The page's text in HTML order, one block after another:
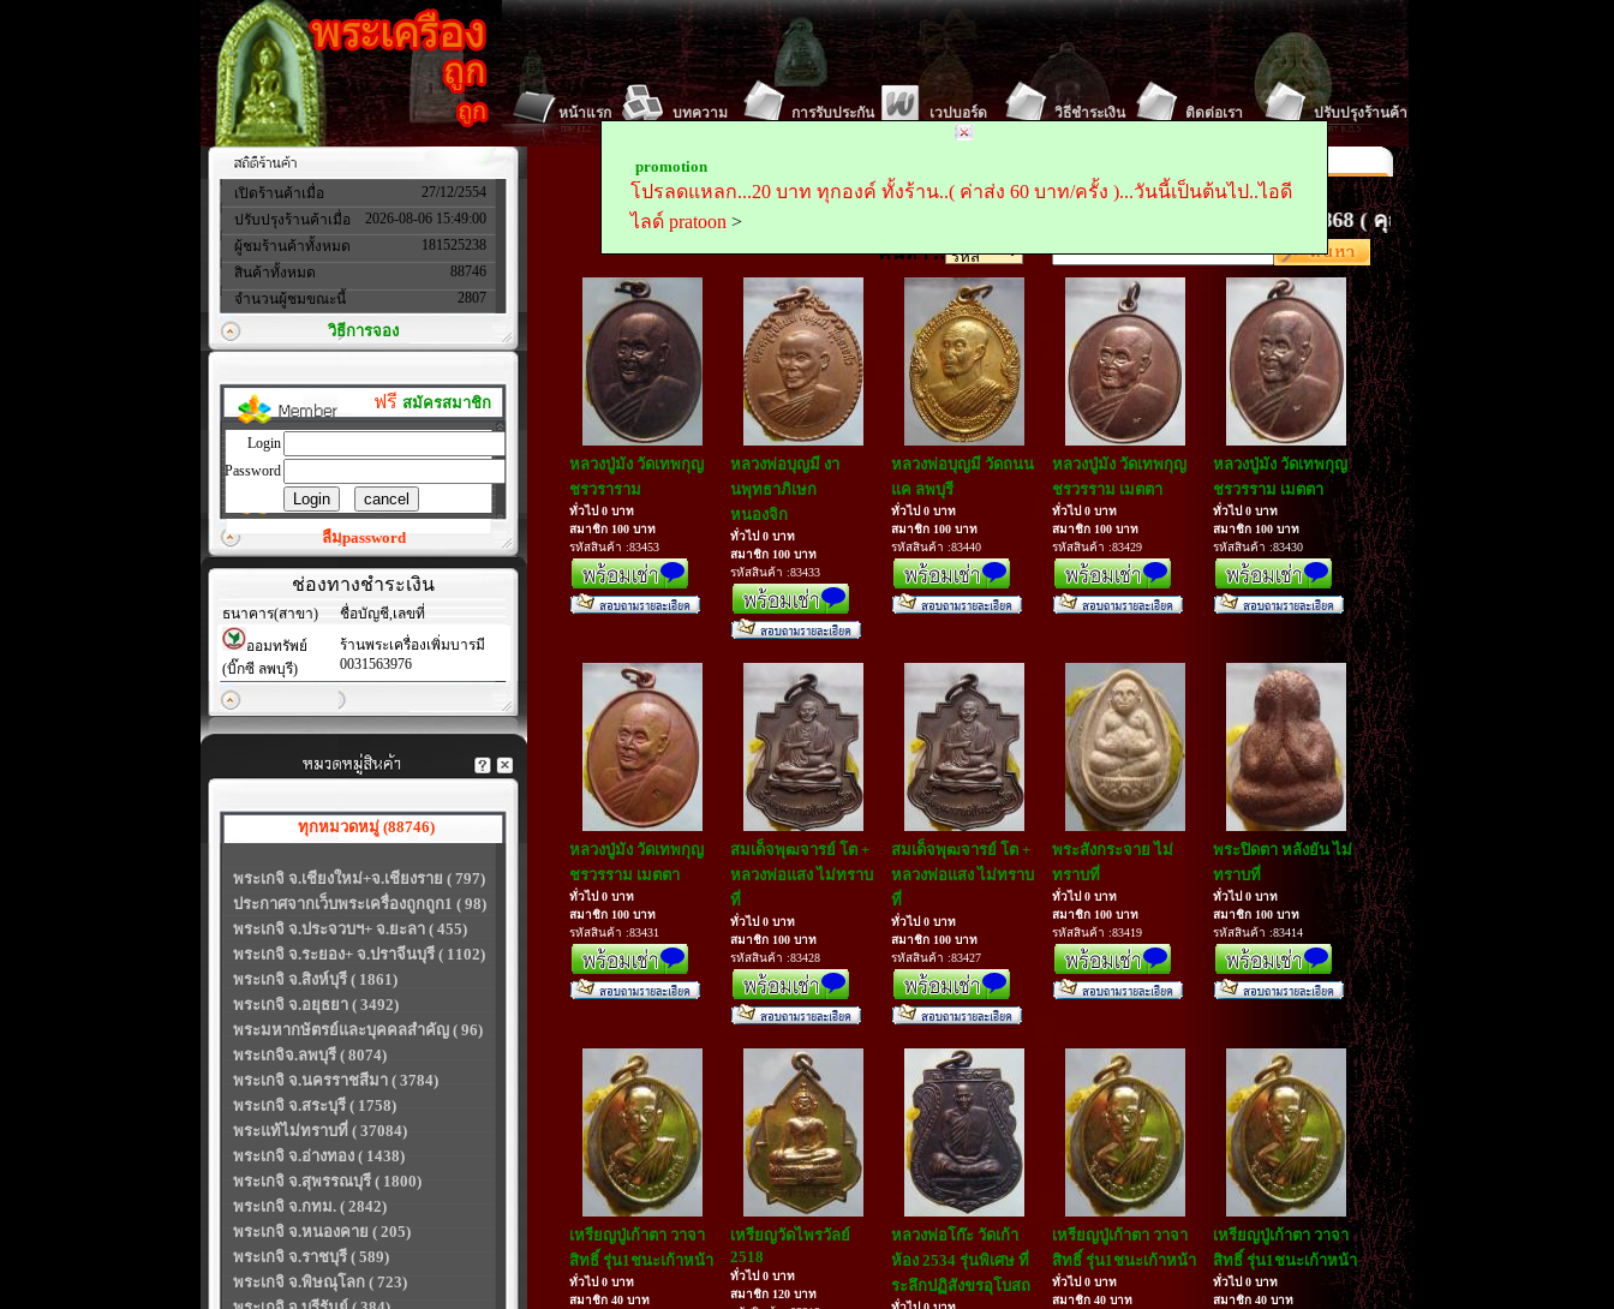
promotion
โปรลดแหลก...20 บาท ทุกองค์ ทั้งร้าน..( ค่าส่ง 60 บาท/ครั้ง )...วันนี้เป็นต้นไป..ไอดี
ไลด์ pratoon >
หน้าแรก บทความ การรับประกัน เวปบอร์ด วิธีชำระเงิน ติดต่อเรา ปรับปรุงร้านค้า
เปิดร้านค้าเมื่อ
27/12/2554
ปรับปรุงร้านค้าเมื่อ
2026-08-06 15:49:00
ผู้ชมร้านค้าทั้งหมด
181525238
สินค้าทั้งหมด
88746
จำนวนผู้ชมขณะนี้
2807
วิธีการจอง
ฟรี สมัครสมาชิก
Login
Password
ลืมpassword
ช่องทางชำระเงิน
ธนาคาร(สาขา)
ชื่อบัญชี,เลขที่
ออมทรัพย์
(บิ๊กซี ลพบุรี)
ร้านพระเครื่องเพิ่มบารมี
0031563976
ทุกหมวดหมู่ (88746)
พระเกจิ จ.เชียงใหม่+จ.เชียงราย ( 797)
ประกาศจากเว็บพระเครื่องถูกถูก1 ( 98)
พระเกจิ จ.ประจวบฯ+ จ.ยะลา ( 455)
พระเกจิ จ.ระยอง+ จ.ปราจีนบุรี ( 1102)
พระเกจิ จ.สิงห์บุรี ( 1861)
พระเกจิ จ.อยุธยา ( 3492)
พระมหากษัตรย์และบุคคลสำคัญ ( 96)
พระเกจิจ.ลพบุรี ( 8074)
พระเกจิ จ.นครราชสีมา ( 3784)
พระเกจิ จ.สระบุรี ( 1758)
พระแท้ไม่ทราบที่ ( 37084)
พระเกจิ จ.อ่างทอง ( 1438)
พระเกจิ จ.สุพรรณบุรี ( 1800)
พระเกจิ จ.กทม. ( 2842)
พระเกจิ จ.หนองคาย ( 205)
พระเกจิ จ.ราชบุรี ( 589)
พระเกจิ จ.พิษณุโลก ( 723)
ตั้งค่า พระถูกถูกดอทคอม(www.prathookthook.com)เป็นหน้าแรก ในการเข้าเยี่ยมชม
สนใจ ติดต่อ...0845496868 ( คุณเจี๊ยบ. )..idไลด์..pratoon.
ค้นหา ::
หลวงปู่มัง วัดเทพกุญ
ชรวราราม
ทั่วไป 0 บาท
สมาชิก 100 บาท
รหัสสินค้า :83453
หลวงพ่อบุญมี งา
นพุทธาภิเษก
หนองจิก
ทั่วไป 0 บาท
สมาชิก 100 บาท
รหัสสินค้า :83433
หลวงพ่อบุญมี วัดถนน
แค ลพบุรี
ทั่วไป 0 บาท
สมาชิก 100 บาท
รหัสสินค้า :83440
หลวงปู่มัง วัดเทพกุญ
ชรวรราม เมตตา
ทั่วไป 0 บาท
สมาชิก 100 บาท
รหัสสินค้า :83429
หลวงปู่มัง วัดเทพกุญ
ชรวรราม เมตตา
ทั่วไป 0 บาท
สมาชิก 100 บาท
รหัสสินค้า :83430
หลวงปู่มัง วัดเทพกุญ
ชรวรราม เมตตา
ทั่วไป 0 บาท
สมาชิก 100 บาท
รหัสสินค้า :83431
สมเด็จพุฒจารย์ โต +
หลวงพ่อแสง ไม่ทราบ
ที่
ทั่วไป 0 บาท
สมาชิก 100 บาท
รหัสสินค้า :83428
สมเด็จพุฒจารย์ โต +
หลวงพ่อแสง ไม่ทราบ
ที่
ทั่วไป 0 บาท
สมาชิก 100 บาท
รหัสสินค้า :83427
พระสังกระจาย ไม่
ทราบที่
ทั่วไป 0 บาท
สมาชิก 100 บาท
รหัสสินค้า :83419
พระปิดตา หลังยัน ไม่
ทราบที่
ทั่วไป 0 บาท
สมาชิก 100 บาท
รหัสสินค้า :83414
เหรียญปู่เก้าตา วาจา
สิทธิ์ รุ่น1ชนะเก้าหน้า
ทั่วไป 0 บาท
สมาชิก 40 บาท
เหรียญวัดไพรวัลย์
2518
ทั่วไป 0 บาท
สมาชิก 120 บาท
หลวงพ่อโก๊ะ วัดเก้า
ห้อง 2534 รุ่นพิเศษ ที่
ระลึกปฏิสังขรอุโบสถ
เหรียญปู่เก้าตา วาจา
สิทธิ์ รุ่น1ชนะเก้าหน้า
ทั่วไป 0 บาท
สมาชิก 40 บาท
เหรียญปู่เก้าตา วาจา
สิทธิ์ รุ่น1ชนะเก้าหน้า
ทั่วไป 0 บาท
สมาชิก 40 บาท